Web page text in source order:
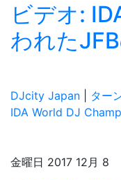
ビデオ:
われた
DJcity Japan ター
IDA World DJ
金曜日 2017 12月 8